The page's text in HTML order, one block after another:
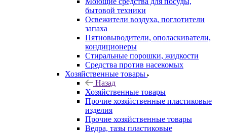
бытовой техники
Освежители воздуха, поглотители
запаха
Пятновыводители, ополаскиватели,
кондиционеры
Стиральные порошки, жидкости
Средства против насекомых
Хозяйственные товары
Назад
Хозяйственные товары
Прочие хозяйственные пластиковые
изделия
Прочие хозяйственные товары
Ведра, тазы пластиковые